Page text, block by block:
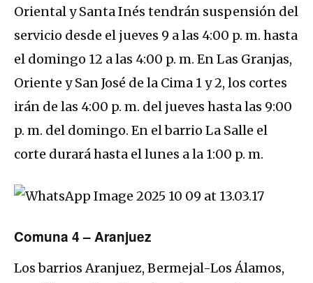
Oriental y Santa Inés tendrán suspensión del
servicio desde el jueves 9 a las 4:00 p. m. hasta
el domingo 12 a las 4:00 p. m. En Las Granjas,
Oriente y San José de la Cima 1 y 2, los cortes
irán de las 4:00 p. m. del jueves hasta las 9:00
p. m. del domingo. En el barrio La Salle el
corte durará hasta el lunes a la 1:00 p. m.
Comuna 4 – Aranjuez
Los barrios Aranjuez, Bermejal-Los Álamos,